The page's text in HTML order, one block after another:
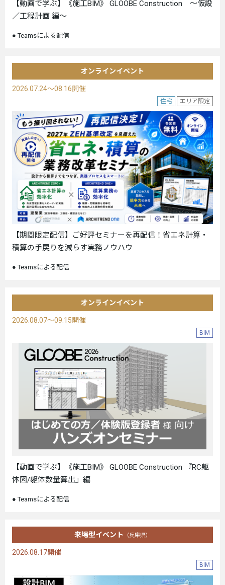
【動画で学ぶ】《施工BIM》 GLOOBE Construction ～仮設
／工程計画 編～
Teamsによる配信
オンラインイベント
2026.07.24～08.16開催
住宅 エリア限定
【期間限定配信】ご好評セミナーを再配信！省エネ計算・
積算の手戻りを減らす実務ノウハウ
Teamsによる配信
オンラインイベント
2026.08.07～09.15開催
BIM
【動画で学ぶ】《施工BIM》 GLOOBE Construction 『RC躯
体図/躯体数量算出』編
Teamsによる配信
来場型イベント （兵庫県）
2026.08.17開催
BIM